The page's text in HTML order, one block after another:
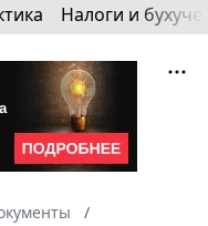
Налоги и